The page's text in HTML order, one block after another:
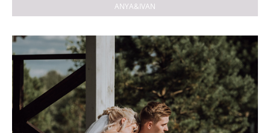
ANYA&IVAN